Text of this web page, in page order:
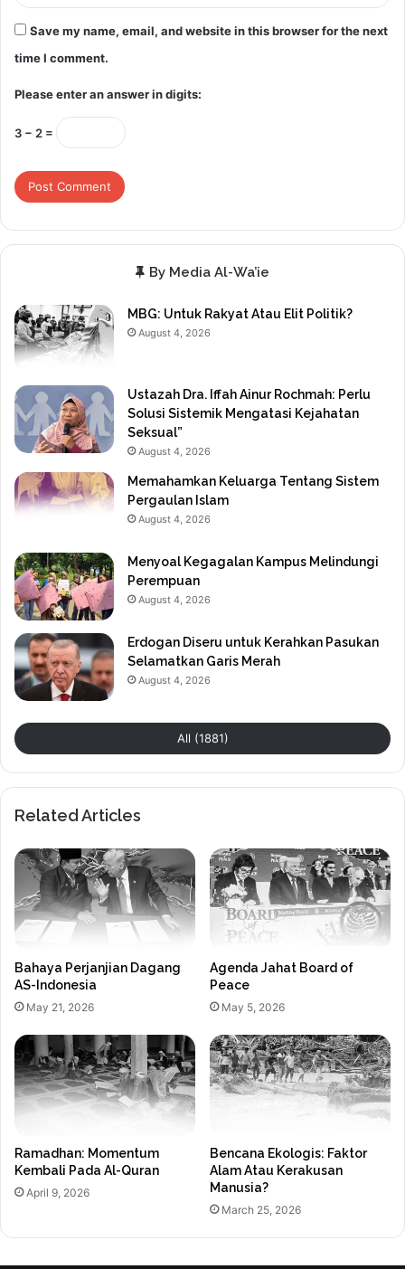
Save my name, email, and website in this browser for the next
time I comment.
Please enter an answer in digits:
3 − 2 =
By Media Al-Wa’ie
MBG: Untuk Rakyat Atau Elit Politik?
August 4, 2026
Ustazah Dra. Iffah Ainur Rochmah: Perlu
Solusi Sistemik Mengatasi Kejahatan
Seksual”
August 4, 2026
Memahamkan Keluarga Tentang Sistem
Pergaulan Islam
August 4, 2026
Menyoal Kegagalan Kampus Melindungi
Perempuan
August 4, 2026
Erdogan Diseru untuk Kerahkan Pasukan
Selamatkan Garis Merah
August 4, 2026
All (1881)
Related Articles
Bahaya Perjanjian Dagang
AS-Indonesia
May 21, 2026
Agenda Jahat Board of
Peace
May 5, 2026
Ramadhan: Momentum
Kembali Pada Al-Quran
April 9, 2026
Bencana Ekologis: Faktor
Alam Atau Kerakusan
Manusia?
March 25, 2026